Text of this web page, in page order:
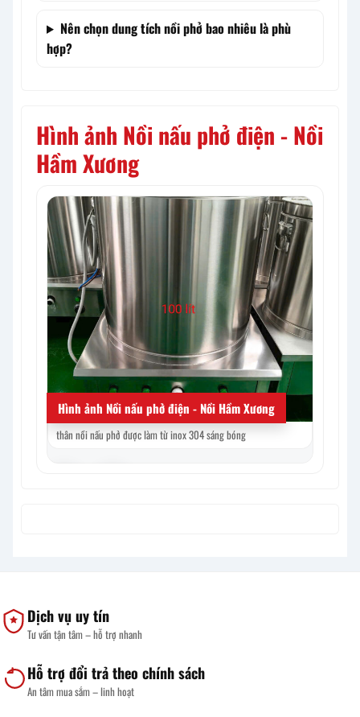
Nên chọn dung tích nồi phở bao nhiêu là phù
hợp?
Hình ảnh Nồi nấu phở điện - Nồi
Hầm Xương
thân nồi nấu phở được làm từ inox 304 sáng bóng
Hình ảnh Nồi nấu phở điện - Nồi Hầm Xương
Dịch vụ uy tín
Tư vấn tận tâm – hỗ trợ nhanh
Hỗ trợ đổi trả theo chính sách
An tâm mua sắm – linh hoạt